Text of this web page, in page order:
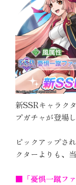
新SSRキャラク
プガチャが登場
ピックアップさ
クターよりも、
■「憂惧一蹴フ